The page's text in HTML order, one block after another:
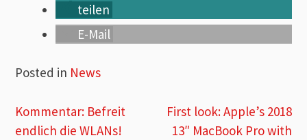
teilen
E-Mail
Posted in News
Beitragsnavigation
Kommentar: Befreit
endlich die WLANs!
First look: Apple’s 2018
13″ MacBook Pro with